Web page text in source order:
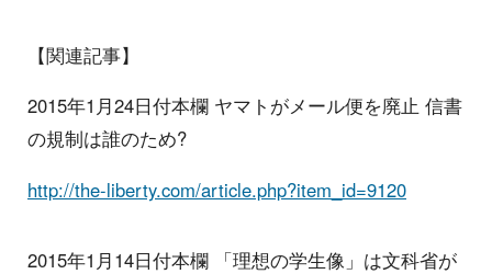
【関連記事】
2015年1月24日付本欄 ヤマトがメール便を廃止 信書
の規制は誰のため?
http://the-liberty.com/article.php?item_id=9120
2015年1月14日付本欄 「理想の学生像」は文科省が